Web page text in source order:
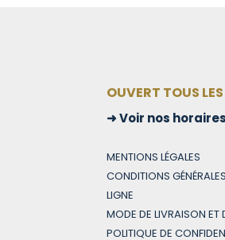
OUVERT TOUS
Voir nos horaires
MENTIONS LÉGALES
CONDITIONS
LIGNE
MODE DE LIVRAISON ET
POLITIQUE DE